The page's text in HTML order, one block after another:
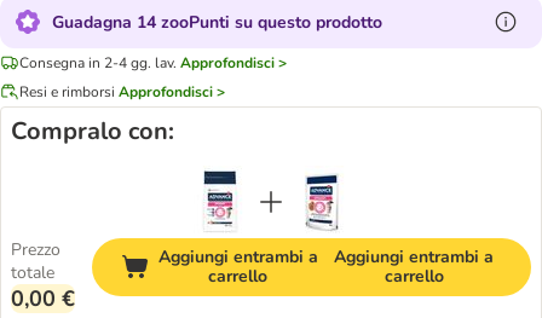
Guadagna 14 zooPunti su questo prodotto
Consegna in 2-4 gg. lav. Approfondisci >
Resi e rimborsi Approfondisci >
Compralo con:
Prezzo
totale
0,00 €
Aggiungi entrambi a
carrello
Aggiungi entrambi a
carrello